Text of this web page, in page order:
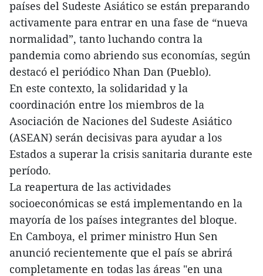
países del Sudeste Asiático se están preparando
activamente para entrar en una fase de “nueva
normalidad”, tanto luchando contra la
pandemia como abriendo sus economías, según
destacó el periódico Nhan Dan (Pueblo).
En este contexto, la solidaridad y la
coordinación entre los miembros de la
Asociación de Naciones del Sudeste Asiático
(ASEAN) serán decisivas para ayudar a los
Estados a superar la crisis sanitaria durante este
período.
La reapertura de las actividades
socioeconómicas se está implementando en la
mayoría de los países integrantes del bloque.
En Camboya, el primer ministro Hun Sen
anunció recientemente que el país se abrirá
completamente en todas las áreas "en una